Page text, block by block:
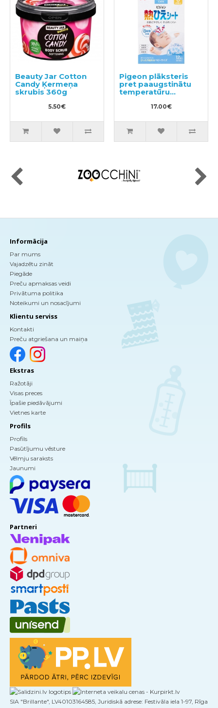
Beauty Jar Cotton
Candy Ķermeņa
skrubis 360g
5.50€
Pigeon plāksteris
pret paaugstinātu
temperatūru
bērniem 12gab
17.00€
Informācija
Par mums
Vajadzētu zināt
Piegāde
Preču apmaksas veidi
Privātuma politika
Noteikumi un nosacījumi
Klientu serviss
Kontakti
Preču atgriešana un maiņa
Ekstras
Ražotāji
Visas preces
Īpašie piedāvājumi
Vietnes karte
Profils
Profils
Pasūtījumu vēsture
Vēlmju saraksts
Jaunumi
Partneri
SIA "Brillante", LV40103164585, Juridiskā adrese: Festivāla iela 1-97, Rīga